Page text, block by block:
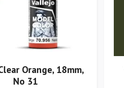
Orange, 18mm,
No 31